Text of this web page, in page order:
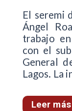
El seremi
Ángel
trabajo
con el
General
Lagos. La
Leer más